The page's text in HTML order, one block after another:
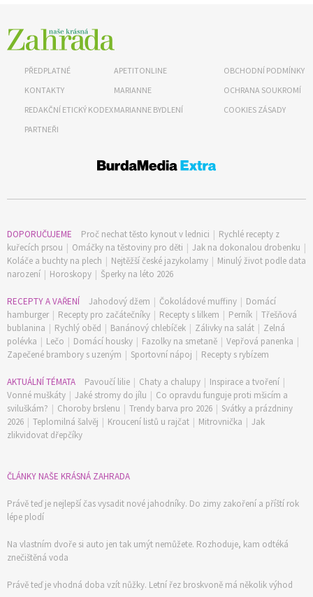
PŘEDPLATNÉ
KONTAKTY
REDAKČNÍ ETICKÝ KODEX
PARTNEŘI
APETITONLINE
MARIANNE
MARIANNE BYDLENÍ
OBCHODNÍ PODMÍNKY
OCHRANA SOUKROMÍ
COOKIES ZÁSADY
DOPORUČUJEME Proč nechat těsto kynout v lednici | Rychlé recepty z
kuřecích prsou | Omáčky na těstoviny pro děti | Jak na dokonalou drobenku |
Koláče a buchty na plech | Nejtěžší české jazykolamy | Minulý život podle data
narození | Horoskopy | Šperky na léto 2026
RECEPTY A VAŘENÍ Jahodový džem | Čokoládové muffiny | Domácí
hamburger | Recepty pro začátečníky | Recepty s lilkem | Perník | Třešňová
bublanina | Rychlý oběd | Banánový chlebíček | Zálivky na salát | Zelná
polévka | Lečo | Domácí housky | Fazolky na smetaně | Vepřová panenka |
Zapečené brambory s uzeným | Sportovní nápoj | Recepty s rybízem
AKTUÁLNÍ TÉMATA Pavoučí lilie | Chaty a chalupy | Inspirace a tvoření |
Vonné muškáty | Jaké stromy do jílu | Co opravdu funguje proti mšicím a
sviluškám? | Choroby brslenu | Trendy barva pro 2026 | Svátky a prázdniny
2026 | Teplomilná šalvěj | Kroucení listů u rajčat | Mitrovnička | Jak
zlikvidovat dřepčíky
ČLÁNKY NAŠE KRÁSNÁ ZAHRADA
Právě teď je nejlepší čas vysadit nové jahodníky. Do zimy zakoření a příští rok
lépe plodí
Na vlastním dvoře si auto jen tak umýt nemůžete. Rozhoduje, kam odtéká
znečištěná voda
Právě teď je vhodná doba vzít nůžky. Letní řez broskvoně má několik výhod